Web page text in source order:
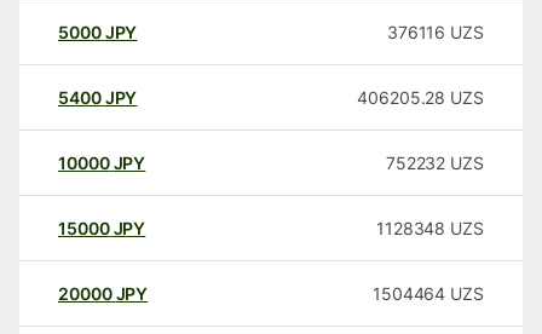
5000JPY 376116 UZS
5400JPY 406205.28 UZS
10000 JPY 752232 UZS
15000 JPY 1128348 UZS
20000 JPY 1504464 UZS